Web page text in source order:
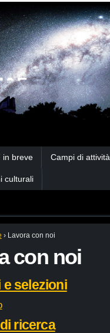
in breve Campi di attività
culturali
› Lavora con noi
con noi
selezioni
ricerca